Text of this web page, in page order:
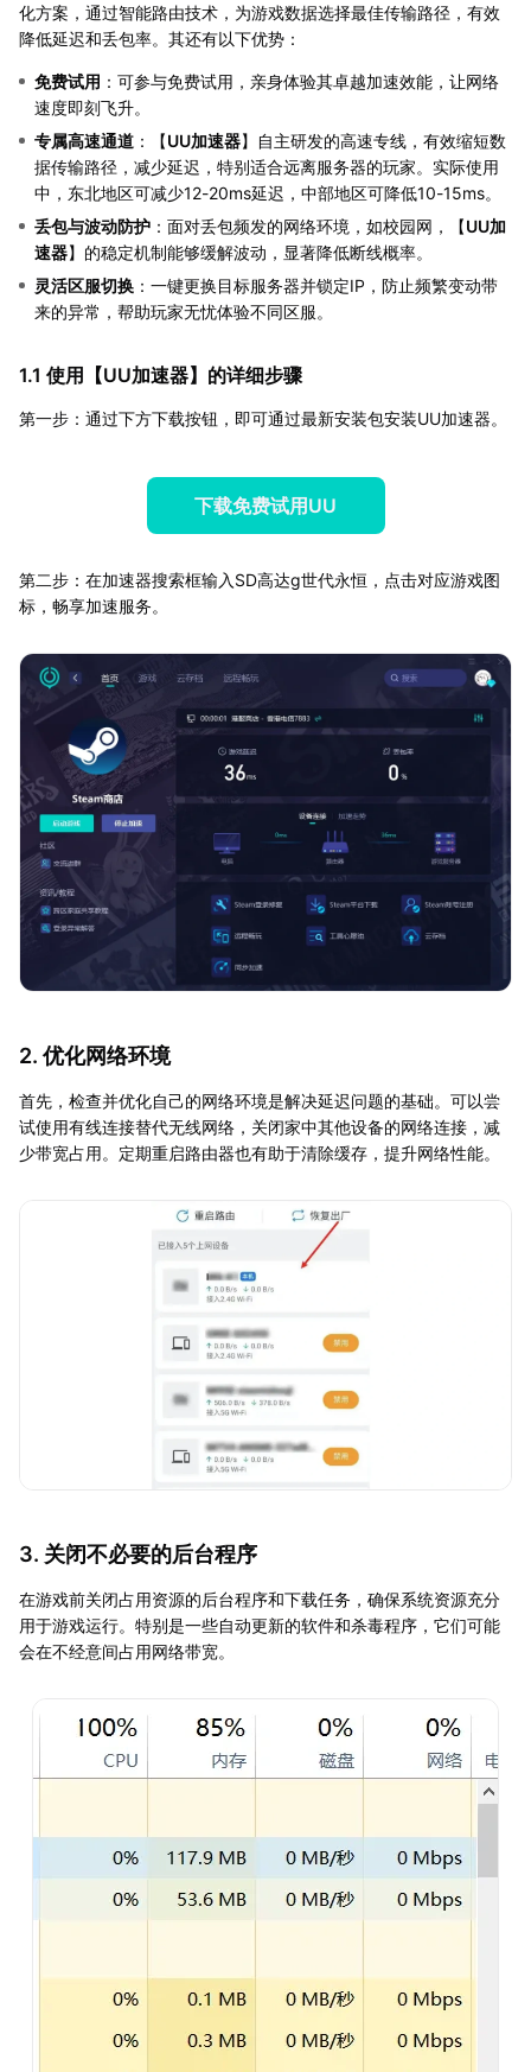
化方案，通过智能路由技术，为游戏数据选择最佳传输路径，有效
降低延迟和丢包率。其还有以下优势：
免费试用 ：可参与免费试用，亲身体验其卓越加速效能，让网络
速度即刻飞升。
专属高速通道 ：【UU加速器】自主研发的高速专线，有效缩短数
据传输路径，减少延迟，特别适合远离服务器的玩家。实际使用
中，东北地区可减少12-20ms延迟，中部地区可降低10-15ms。
丢包与波动防护 ：面对丢包频发的网络环境，如校园网，【UU加
速器】的稳定机制能够缓解波动，显著降低断线概率。
灵活区服切换 ：一键更换目标服务器并锁定IP，防止频繁变动带
来的异常，帮助玩家无忧体验不同区服。
1.1 使用【UU加速器】的详细步骤
第一步：通过下方下载按钮，即可通过最新安装包安装UU加速器。
下载免费试用UU
第二步：在加速器搜索框输入SD高达g世代永恒，点击对应游戏图
标，畅享加速服务。
2. 优化网络环境
首先，检查并优化自己的网络环境是解决延迟问题的基础。可以尝
试使用有线连接替代无线网络，关闭家中其他设备的网络连接，减
少带宽占用。定期重启路由器也有助于清除缓存，提升网络性能。
3. 关闭不必要的后台程序
在游戏前关闭占用资源的后台程序和下载任务，确保系统资源充分
用于游戏运行。特别是一些自动更新的软件和杀毒程序，它们可能
会在不经意间占用网络带宽。